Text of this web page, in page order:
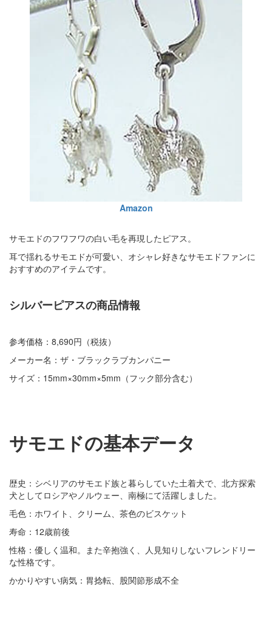
Amazon
サモエドのフワフワの白い毛を再現したピアス。
耳で揺れるサモエドが可愛い、オシャレ好きなサモエドファンに
おすすめのアイテムです。
シルバーピアスの商品情報
参考価格：8,690円（税抜）
メーカー名：ザ・ブラックラブカンパニー
サイズ：15mm×30mm×5mm（フック部分含む）
サモエドの基本データ
歴史：シベリアのサモエド族と暮らしていた土着犬で、北方探索
犬としてロシアやノルウェー、南極にて活躍しました。
毛色：ホワイト、クリーム、茶色のビスケット
寿命：12歳前後
性格：優しく温和。また辛抱強く、人見知りしないフレンドリー
な性格です。
かかりやすい病気：胃捻転、股関節形成不全